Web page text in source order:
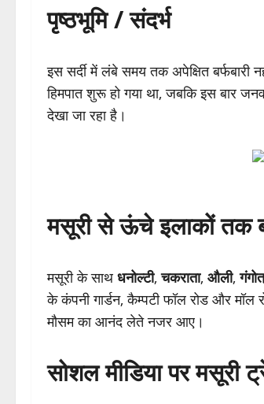
पृष्ठभूमि / संदर्भ
इस सर्दी में लंबे समय तक अपेक्षित बर्फबारी
हिमपात शुरू हो गया था, जबकि इस बार
देखा जा रहा है।
मसूरी से ऊंचे इलाकों तक
मसूरी के साथ धनोल्टी,चकराता, औली,
के कंपनी गार्डन, कैम्पटी फॉल रोड और
मौसम का आनंद लेते नजर आए।
सोशल मीडिया पर मसूरी